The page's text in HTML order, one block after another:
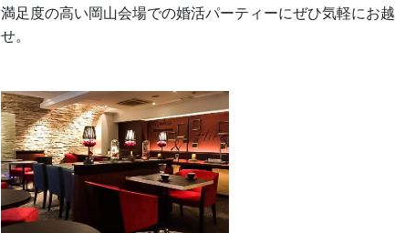
満足度の高い岡山会場での婚活パーティーにぜひ気軽にお
せ。